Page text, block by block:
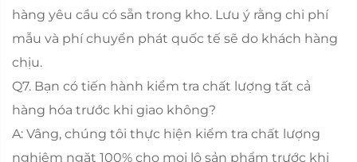
hàng yêu cầu có sẵn trong kho. Lưu ý rằng chi phí
mẫu và phí chuyển phát quốc tế sẽ do khách hàng
chịu.
Q7. Bạn có tiến hành kiểm tra chất lượng tất cả
hàng hóa trước khi giao không?
A: Vâng, chúng tôi thực hiện kiểm tra chất lượng
nghiêm ngặt 100% cho mọi lô sản phẩm trước khi